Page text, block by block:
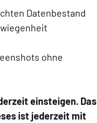
Datenbestand
ohne
einsteigen. Das
ist jederzeit mit